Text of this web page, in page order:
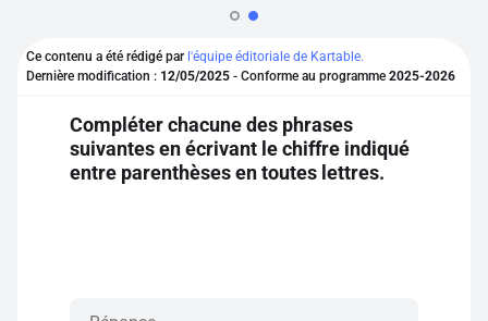
Se connecter
S'inscrire gratuitement
Pour profiter de 10 contenus offerts.
Ce contenu a été rédigé par l'équipe éditoriale de Kartable.
Dernière modification : 12/05/2025 - Conforme au programme 2025-2026
Compléter chacune des phrases
suivantes en écrivant le chiffre indiqué
entre parenthèses en toutes lettres.